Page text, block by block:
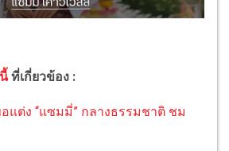
ที่เกี่ยวข้อง :
อแต่ง “แซมมี่” กลางธรรมชาติ ชม